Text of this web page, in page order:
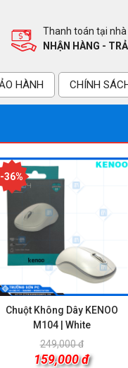
Thanh toán tại nhà
NHẬN HÀNG -
HÀNH CHÍNH
-36%
Chuột Không Dây KENOO
M104 | White
249,000 đ
159,000 đ